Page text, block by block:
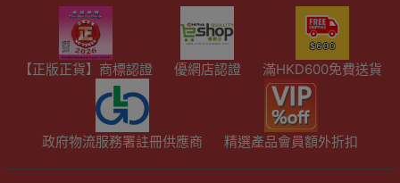
【正版正貨】商標認證 優網店認證 滿HKD600免費送貨
政府物流服務署註冊供應商 精選產品會員額外折扣